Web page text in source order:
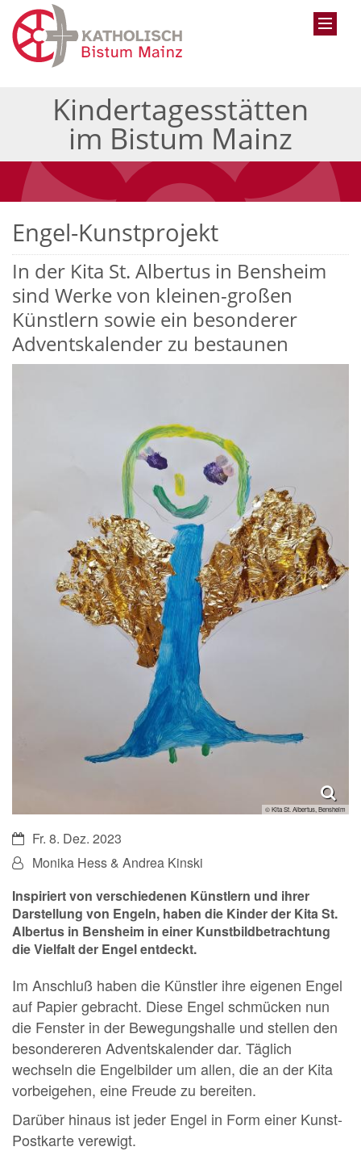
Kindertagesstätten
im Bistum Mainz
Engel-Kunstprojekt
In der Kita St. Albertus in Bensheim
sind Werke von kleinen-großen
Künstlern sowie ein besonderer
Adventskalender zu bestaunen
© Kita St. Albertus, Bensheim
Datum:Fr. 8. Dez. 2023
Von:Monika Hess & Andrea Kinski
Inspiriert von verschiedenen Künstlern und ihrer
Darstellung von Engeln, haben die Kinder der Kita St.
Albertus in Bensheim in einer Kunstbildbetrachtung
die Vielfalt der Engel entdeckt.
Im Anschluß haben die Künstler ihre eigenen Engel
auf Papier gebracht. Diese Engel schmücken nun
die Fenster in der Bewegungshalle und stellen den
besondereren Adventskalender dar. Täglich
wechseln die Engelbilder um allen, die an der Kita
vorbeigehen, eine Freude zu bereiten.
Darüber hinaus ist jeder Engel in Form einer Kunst-
Postkarte verewigt.